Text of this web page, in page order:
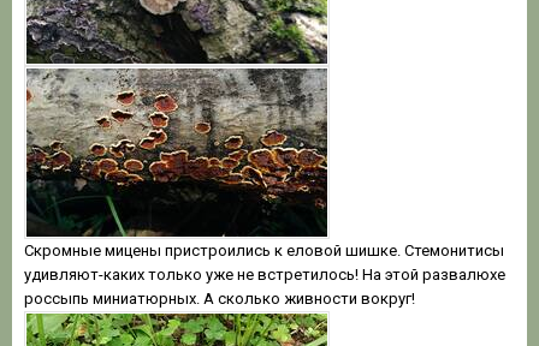
Скромные мицены пристроились к еловой шишке. Стемонитисы
удивляют-каких только уже не встретилось! На этой развалюхе
россыпь миниатюрных. А сколько живности вокруг!